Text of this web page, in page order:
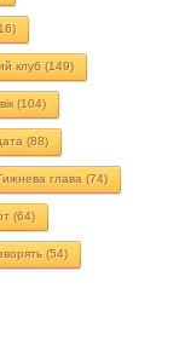
клуб (149)
(104)
(88)
глава (74)
(64)
(54)